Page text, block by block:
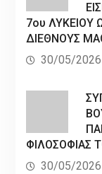
7ου ΛΥΚΕΙΟΥ
ΔΙΕΘΝΟΥΣ
30/05/2026
ΦΙΛΟΣΟΦΙΑΣ
30/05/2026